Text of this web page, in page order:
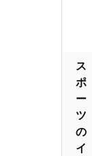
ス
ポ
ー
ツ
の
イ